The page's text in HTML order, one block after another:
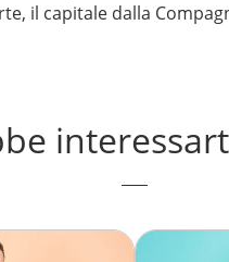
il capitale dalla